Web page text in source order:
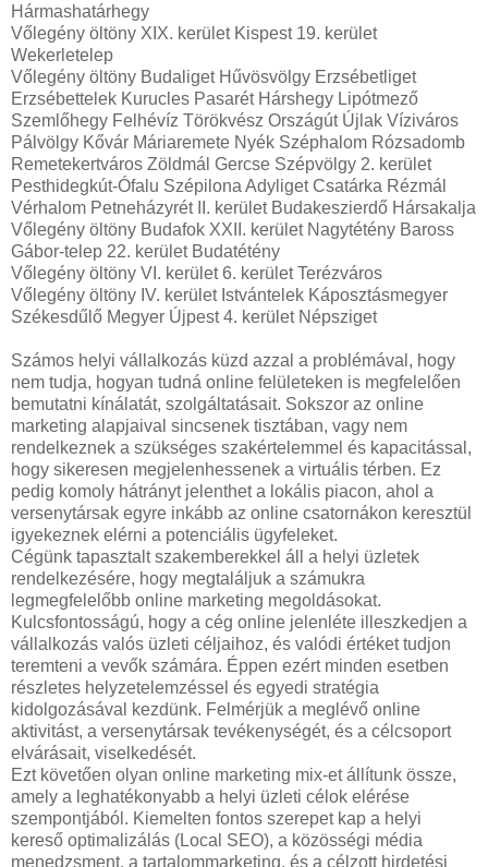
Hármashatárhegy
Vőlegény öltöny XIX. kerület Kispest 19. kerület
Wekerletelep
Vőlegény öltöny Budaliget Hűvösvölgy Erzsébetliget
Erzsébettelek Kurucles Pasarét Hárshegy Lipótmező
Szemlőhegy Felhévíz Törökvész Országút Újlak Víziváros
Pálvölgy Kővár Máriaremete Nyék Széphalom Rózsadomb
Remetekertváros Zöldmál Gercse Szépvölgy 2. kerület
Pesthidegkút-Ófalu Szépilona Adyliget Csatárka Rézmál
Vérhalom Petneházyrét II. kerület Budakeszierdő Hársakalja
Vőlegény öltöny Budafok XXII. kerület Nagytétény Baross
Gábor-telep 22. kerület Budatétény
Vőlegény öltöny VI. kerület 6. kerület Terézváros
Vőlegény öltöny IV. kerület Istvántelek Káposztásmegyer
Székesdűlő Megyer Újpest 4. kerület Népsziget
Számos helyi vállalkozás küzd azzal a problémával, hogy
nem tudja, hogyan tudná online felületeken is megfelelően
bemutatni kínálatát, szolgáltatásait. Sokszor az online
marketing alapjaival sincsenek tisztában, vagy nem
rendelkeznek a szükséges szakértelemmel és kapacitással,
hogy sikeresen megjelenhessenek a virtuális térben. Ez
pedig komoly hátrányt jelenthet a lokális piacon, ahol a
versenytársak egyre inkább az online csatornákon keresztül
igyekeznek elérni a potenciális ügyfeleket.
Cégünk tapasztalt szakemberekkel áll a helyi üzletek
rendelkezésére, hogy megtaláljuk a számukra
legmegfelelőbb online marketing megoldásokat.
Kulcsfontosságú, hogy a cég online jelenléte illeszkedjen a
vállalkozás valós üzleti céljaihoz, és valódi értéket tudjon
teremteni a vevők számára. Éppen ezért minden esetben
részletes helyzetelemzéssel és egyedi stratégia
kidolgozásával kezdünk. Felmérjük a meglévő online
aktivitást, a versenytársak tevékenységét, és a célcsoport
elvárásait, viselkedését.
Ezt követően olyan online marketing mix-et állítunk össze,
amely a leghatékonyabb a helyi üzleti célok elérése
szempontjából. Kiemelten fontos szerepet kap a helyi
kereső optimalizálás (Local SEO), a közösségi média
menedzsment, a tartalommarketing, és a célzott hirdetési